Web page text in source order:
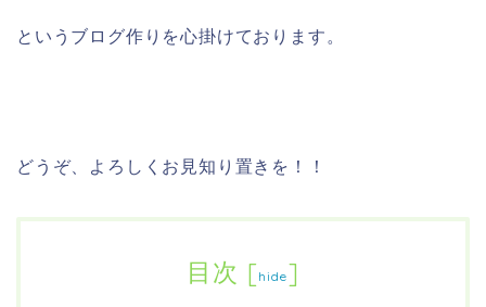
というブログ作りを心掛けております。
どうぞ、よろしくお見知り置きを！！
目次 [hide]